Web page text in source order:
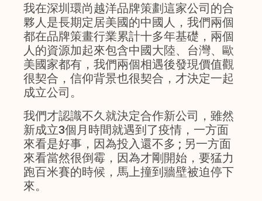
我在深圳環尚越洋品牌策劃這家公司的合
夥人是長期定居美國的中國人，我們兩個
都在品牌策畫行業累計十多年基礎，兩個
人的資源加起來包含中國大陸、台灣、歐
美國家都有，我們兩個相遇後發現價值觀
很契合，信仰背景也很契合，才決定一起
成立公司。
我們才認識不久就決定合作新公司，雖然
新成立3個月時間就遇到了疫情，一方面
來看是好事，因為投入還不多 ; 另一方面
來看當然很倒霉，因為才剛開始，要猛力
跑百米賽的時候，馬上撞到牆壁被迫停下
來。